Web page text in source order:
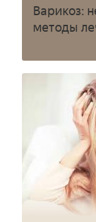
Варикоз:
методы